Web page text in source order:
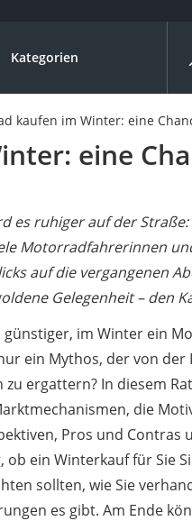
Kategorien
Vergleiche nach
Motor
3 Fahrräder
(20 l)
E-Bike
3t
Wohnmobil
205/55 R16
kaufen im Winter: eine
eine
es ruhiger auf der
Motorradfahrerinnen
auf die vergangenen
Gelegenheit – den
günstiger, im Winter ein
ein Mythos, der von
zu ergattern? In diesem
die
Pros und Contras
ob ein Winterkauf für Sie
sollten, wie Sie
es gibt. Am Ende